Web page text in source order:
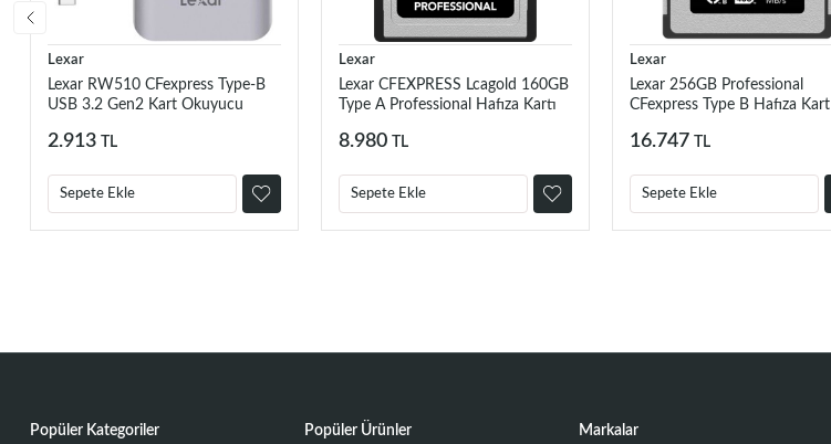
Lexar
Lexar RW510 CFexpress Type-B
USB 3.2 Gen2 Kart Okuyucu
2.913 TL
Sepete Ekle
Lexar
Lexar CFEXPRESS Lcagold 160GB
Type A Professional Hafıza Kartı
8.980 TL
Sepete Ekle
Lexar
Lexar 256GB Professional
CFexpress Type B Hafıza Kart
16.747 TL
Sepete Ekle
Popüler Kategoriler Popüler Ürünler Markalar